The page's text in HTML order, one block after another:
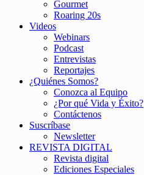
Gourmet
Roaring 20s
Videos
Webinars
Podcast
Entrevistas
Reportajes
¿Quiénes Somos?
Conozca al Equipo
¿Por qué Vida y Éxito?
Contáctenos
Suscríbase
Newsletter
REVISTA DIGITAL
Revista digital
Ediciones Especiales